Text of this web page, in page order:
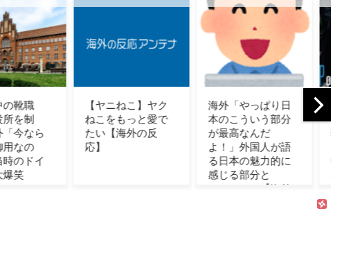
ねこ】ヤク
もっと愛で
海外の反
海外「やっぱり日
本のこういう部分
が最高なんだ
よ！」外国人が語
Stray Kidsのカムバ
ックに世界が熱
狂！「This &
That」の革新性と
中毒性にファン歓
喜